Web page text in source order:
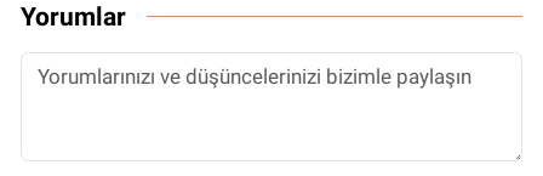
Yorumlar